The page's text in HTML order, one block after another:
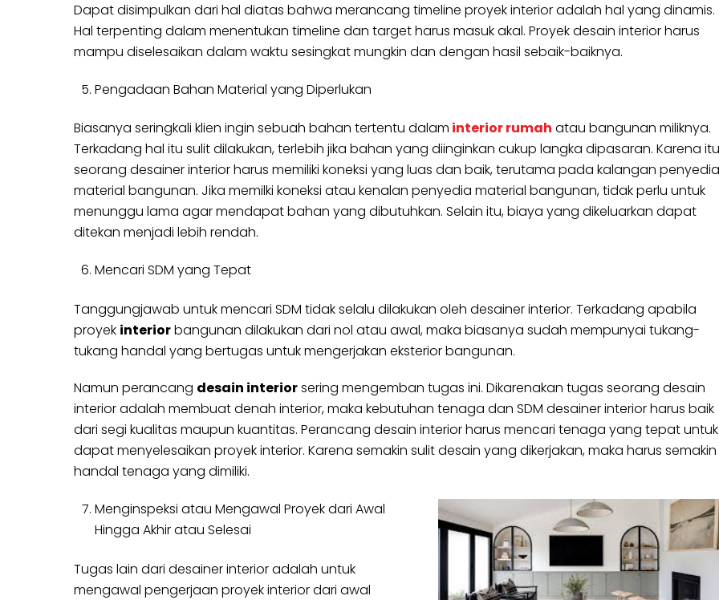
Dapat disimpulkan dari hal diatas bahwa merancang timeline proyek interior adalah hal yang dinamis.
Hal terpenting dalam menentukan timeline dan target harus masuk akal. Proyek desain interior harus
mampu diselesaikan dalam waktu sesingkat mungkin dan dengan hasil sebaik-baiknya.
Pengadaan Bahan Material yang Diperlukan
Biasanya seringkali klien ingin sebuah bahan tertentu dalam interior rumah atau bangunan miliknya.
Terkadang hal itu sulit dilakukan, terlebih jika bahan yang diinginkan cukup langka dipasaran. Karena
seorang desainer interior harus memiliki koneksi yang luas dan baik, terutama pada kalangan penyedia
material bangunan. Jika memilki koneksi atau kenalan penyedia material bangunan, tidak perlu untuk
menunggu lama agar mendapat bahan yang dibutuhkan. Selain itu, biaya yang dikeluarkan dapat
ditekan menjadi lebih rendah.
Mencari SDM yang Tepat
Tanggungjawab untuk mencari SDM tidak selalu dilakukan oleh desainer interior. Terkadang apabila
proyek interiorbangunan dilakukan dari nol atau awal, maka biasanya sudah mempunyai tukang-
tukang handal yang bertugas untuk mengerjakan eksterior bangunan.
Namun perancang desain interiorsering mengemban tugas ini. Dikarenakan tugas seorang desain
interior adalah membuat denah interior, maka kebutuhan tenaga dan SDM desainer interior harus baik
dari segi kualitas maupun kuantitas. Perancang desain interior harus mencari tenaga yang tepat untuk
dapat menyelesaikan proyek interior. Karena semakin sulit desain yang dikerjakan, maka harus semakin
handal tenaga yang dimiliki.
Menginspeksi atau Mengawal Proyek dari Awal
Hingga Akhir atau Selesai
Tugas lain dari desainer interior adalah untuk
mengawal pengerjaan proyek interior dari awal